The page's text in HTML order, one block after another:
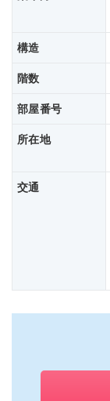
構造
階数
部屋番号
所在地
交通